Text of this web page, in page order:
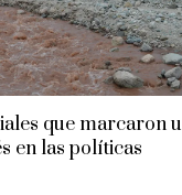
que marcaron
en las políticas